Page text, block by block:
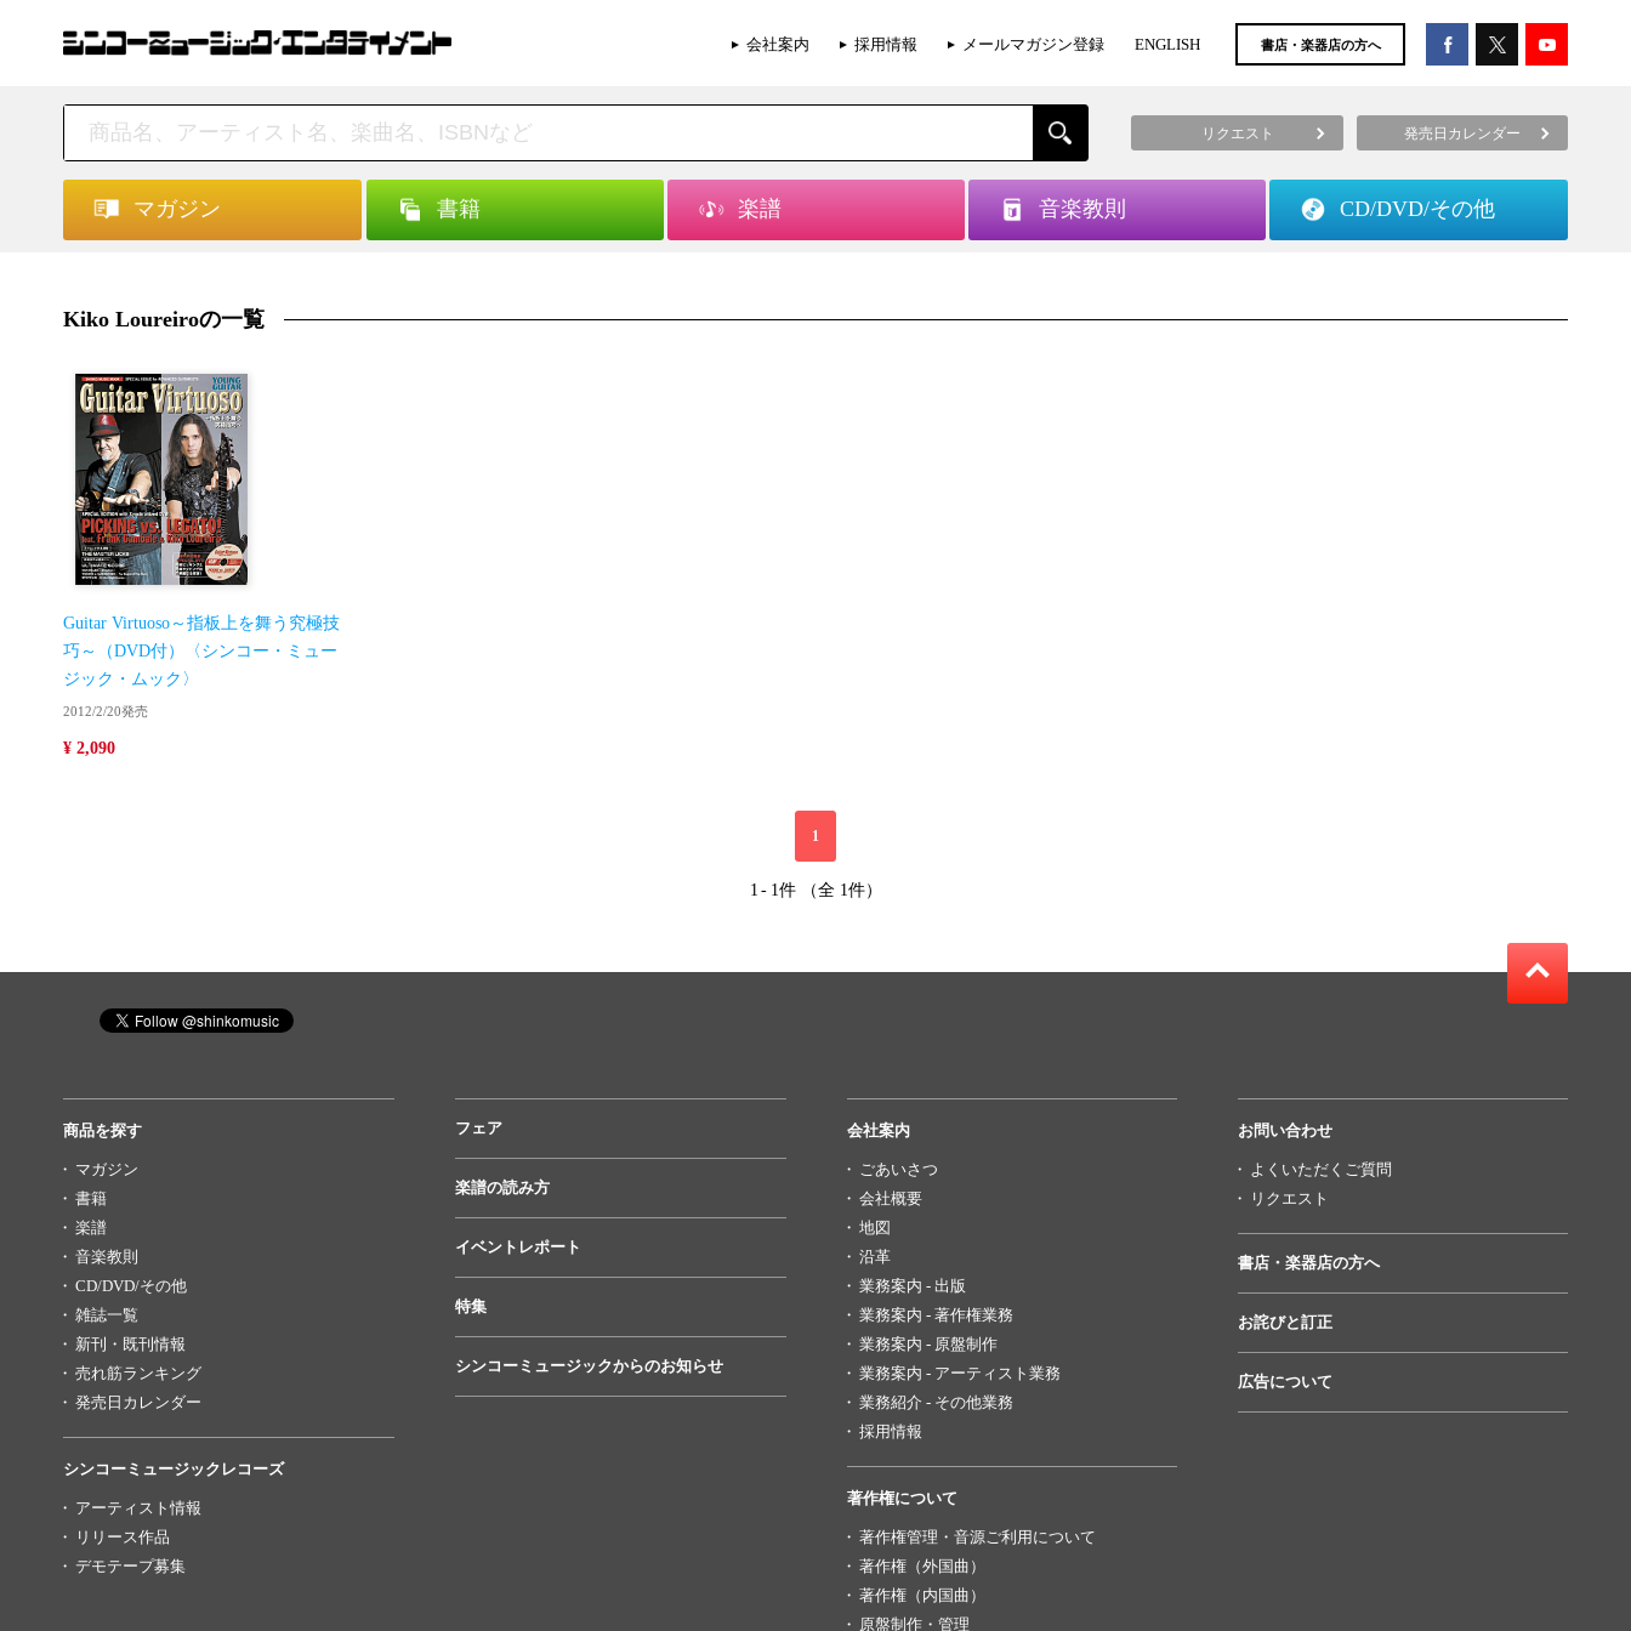
会社案内 採用情報 メールマガジン登録 ENGLISH 書店・楽器店の方へ
リクエスト 発売日カレンダー
マガジン 書籍 楽譜 音楽教則 CD/DVD/その他
Kiko Loureiroの一覧
Guitar Virtuoso～指板上を舞う究極技
巧～（DVD付）〈シンコー・ミュー
ジック・ムック〉
2012/2/20発売
¥ 2,090
1
1 - 1件 （全 1件）
商品を探す
マガジン
書籍
楽譜
音楽教則
CD/DVD/その他
雑誌一覧
新刊・既刊情報
売れ筋ランキング
発売日カレンダー
シンコーミュージックレコーズ
アーティスト情報
リリース作品
デモテープ募集
フェア
楽譜の読み方
イベントレポート
特集
シンコーミュージックからのお知らせ
会社案内
ごあいさつ
会社概要
地図
沿革
業務案内 - 出版
業務案内 - 著作権業務
業務案内 - 原盤制作
業務案内 - アーティスト業務
業務紹介 - その他業務
採用情報
著作権について
著作権管理・音源ご利用について
著作権（外国曲）
著作権（内国曲）
原盤制作・管理
お問い合わせ
よくいただくご質問
リクエスト
書店・楽器店の方へ
お詫びと訂正
広告について